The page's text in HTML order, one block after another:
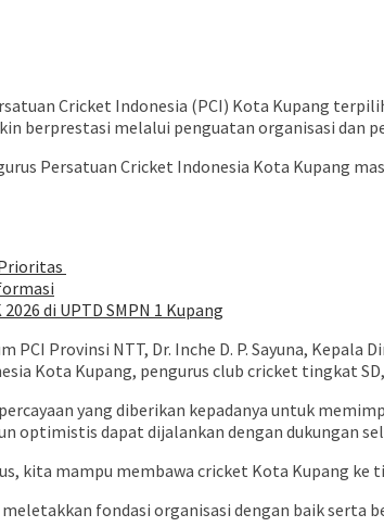
Cricket Indonesia (PCI) Kota Kupang terpilih
berprestasi melalui penguatan organisasi dan
Persatuan Cricket Indonesia Kota Kupang
di UPTD SMPN 1 Kupang
Provinsi NTT, Dr. Inche D. P. Sayuna, Kepala
Kota Kupang, pengurus club cricket tingkat
yang diberikan kepadanya untuk
optimistis dapat dijalankan dengan dukungan
kita mampu membawa cricket Kota Kupang
fondasi organisasi dengan baik